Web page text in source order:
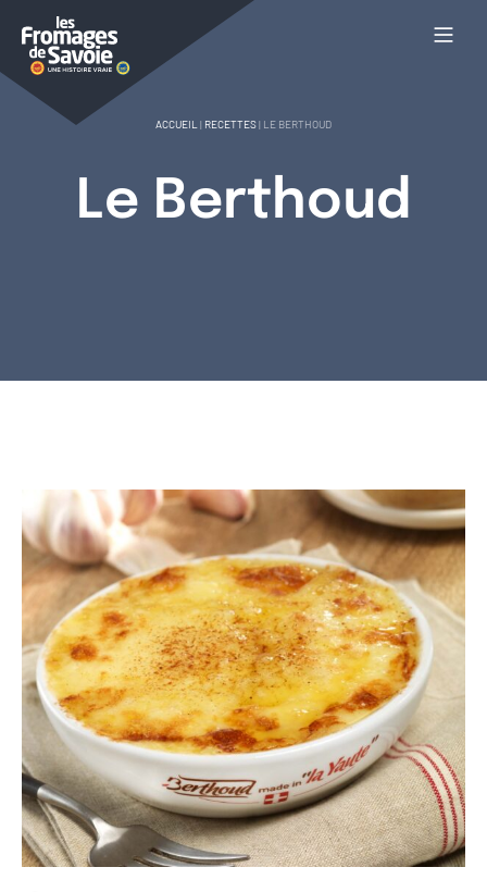
ACCUEIL | RECETTES| LE BERTHOUD
Le Berthoud